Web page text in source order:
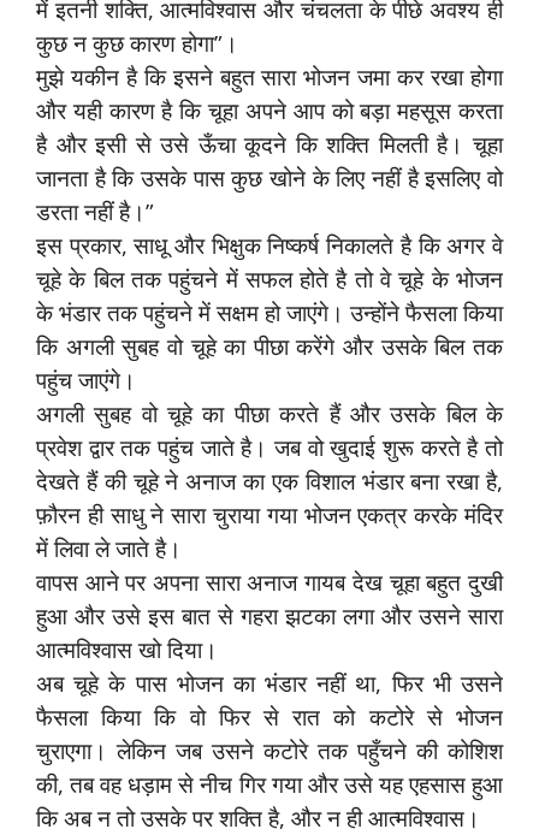
में इतनी शक्ति, आत्मविश्वास और चंचलता के पीछे अवश्य ही
कुछ न कुछ कारण होगा”।
मुझे यकीन है कि इसने बहुत सारा भोजन जमा कर रखा होगा
और यही कारण है कि चूहा अपने आप को बड़ा महसूस करता
है और इसी से उसे ऊँचा कूदने कि शक्ति मिलती है। चूहा
जानता है कि उसके पास कुछ खोने के लिए नहीं है इसलिए वो
डरता नहीं है।”
इस प्रकार, साधू और भिक्षुक निष्कर्ष निकालते है कि अगर वे
चूहे के बिल तक पहुंचने में सफल होते है तो वे चूहे के भोजन
के भंडार तक पहुंचने में सक्षम हो जाएंगे। उन्होंने फैसला किया
कि अगली सुबह वो चूहे का पीछा करेंगे और उसके बिल तक
पहुंच जाएंगे।
अगली सुबह वो चूहे का पीछा करते हैं और उसके बिल के
प्रवेश द्वार तक पहुंच जाते है। जब वो खुदाई शुरू करते है तो
देखते हैं की चूहे ने अनाज का एक विशाल भंडार बना रखा है,
फ़ौरन ही साधु ने सारा चुराया गया भोजन एकत्र करके मंदिर
में लिवा ले जाते है।
वापस आने पर अपना सारा अनाज गायब देख चूहा बहुत दुखी
हुआ और उसे इस बात से गहरा झटका लगा और उसने सारा
आत्मविश्वास खो दिया।
अब चूहे के पास भोजन का भंडार नहीं था, फिर भी उसने
फैसला किया कि वो फिर से रात को कटोरे से भोजन
चुराएगा। लेकिन जब उसने कटोरे तक पहुँचने की कोशिश
की, तब वह धड़ाम से नीच गिर गया और उसे यह एहसास हुआ
कि अब न तो उसके पर शक्ति है, और न ही आत्मविश्वास।